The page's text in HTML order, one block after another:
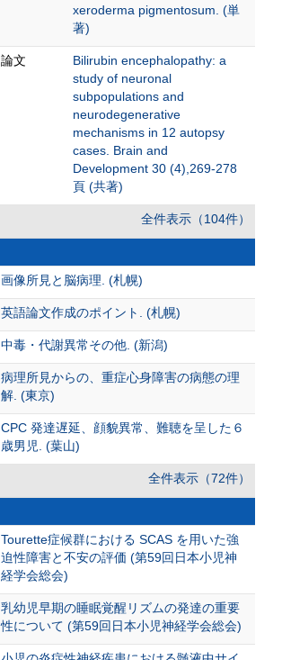
xeroderma pigmentosum. (単
著)
論文
Bilirubin encephalopathy: a
study of neuronal
subpopulations and
neurodegenerative
mechanisms in 12 autopsy
cases. Brain and
Development 30 (4),269-278
頁 (共著)
全件表示（104件）
画像所見と脳病理. (札幌)
英語論文作成のポイント. (札幌)
中毒・代謝異常その他. (新潟)
病理所見からの、重症心身障害の病態の理
解. (東京)
CPC 発達遅延、顔貌異常、難聴を呈した６
歳男児. (葉山)
全件表示（72件）
Tourette症候群における SCAS を用いた強
迫性障害と不安の評価 (第59回日本小児神
経学会総会)
乳幼児早期の睡眠覚醒リズムの発達の重要
性について (第59回日本小児神経学会総会)